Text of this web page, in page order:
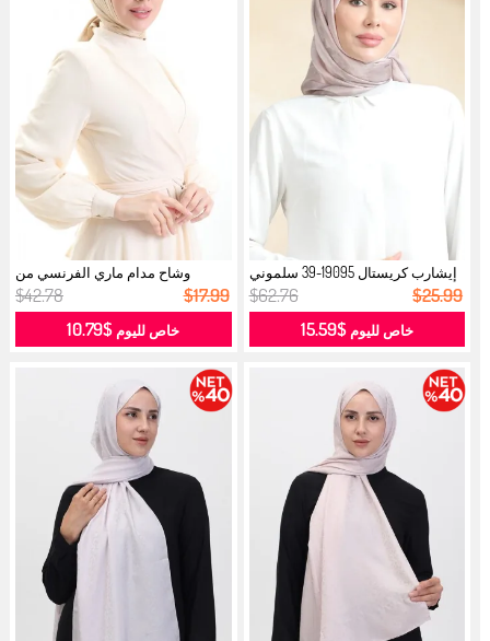
إيشارب كريستال 19095-39 سلموني
فاتح...
$62.76 $25.99
خاص لليوم$15.59
وشاح مدام ماري الفرنسي من
الفوال 19...
$42.78 $17.99
خاص لليوم $10.79